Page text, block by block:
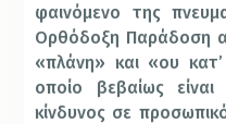
φαινόμενο της
Ορθόδοξη Παράδοση
«πλάνη» και «ου
οποίο βεβαίως
κίνδυνος σε